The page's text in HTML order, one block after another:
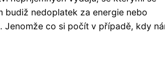
budiž nedoplatek za energie nebo
co si počít v případě, kdy